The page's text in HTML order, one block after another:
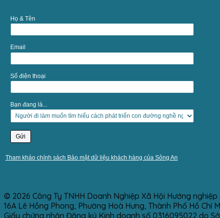
Họ & Tên
Email
Số điện thoại
Bạn đang là...
Tham khảo chính sách Bảo mật dữ liệu khách hàng của Sông An
© 2026 Công Ty TNHH Doanh Nghiệp Xã Hội Hướng nghiệp
16A Lê Hồng Phong, Phường Hoà Hưng, Thành Phố Hồ Chí
Giấy chứng nhận Đăng ký Kinh doanh số 0316095022 do